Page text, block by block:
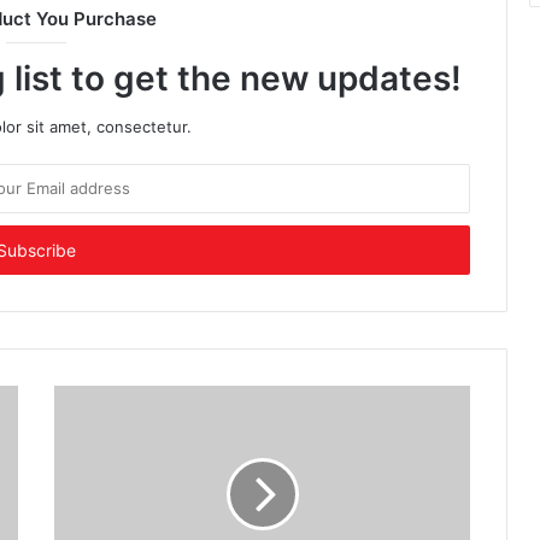
You Purchase
list to get the new updates!
sit amet, consectetur.